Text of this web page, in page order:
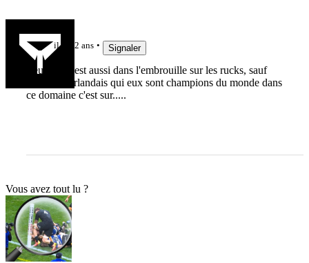
il y a 2 ans Signaler
Leur force est aussi dans l'embrouille sur les rucks, sauf
contre les Irlandais qui eux sont champions du monde dans
ce domaine c'est sur.....
Vous avez tout lu ?